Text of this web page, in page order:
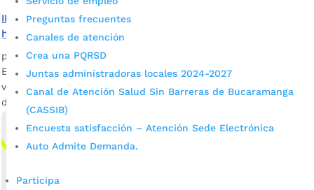
Preguntas frecuentes
Canales de atención
Crea una PQRSD
Juntas administradoras locales 2024-2027
Canal de Atención Salud Sin Barreras de Bucaramanga
(CASSIB)
Encuesta satisfacción – Atención Sede Electrónica
Auto Admite Demanda.
Participa
INVISBU habilita trámites en línea para la propiedad
horizontal en Bucaramanga
por admin_prensa|Jul 15, 2026
El INVISBU informa que ya pueden adelantar de manera
virtual los trámites sobre la existencia y representación legal
de propiedad horizontal.